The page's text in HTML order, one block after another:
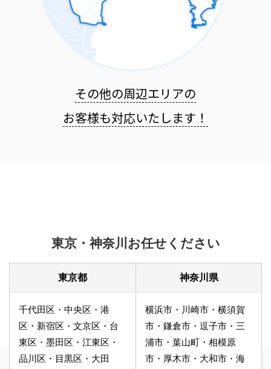
その他の周辺エリアの
お客様も対応いたします！
東京・神奈川お任せください
東京都
千代田区・中央区・港
区・新宿区・文京区・台
東区・墨田区・江東区・
品川区・目黒区・大田
神奈川県
横浜市・川崎市・横須賀
市・鎌倉市・逗子市・三
浦市・葉山町・相模原
市・厚木市・大和市・海